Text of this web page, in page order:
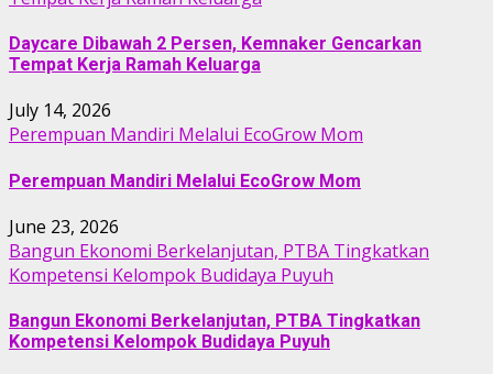
Daycare Dibawah 2 Persen, Kemnaker Gencarkan
Tempat Kerja Ramah Keluarga
July 14, 2026
Perempuan Mandiri Melalui EcoGrow Mom
Perempuan Mandiri Melalui EcoGrow Mom
June 23, 2026
Bangun Ekonomi Berkelanjutan, PTBA Tingkatkan
Kompetensi Kelompok Budidaya Puyuh
Bangun Ekonomi Berkelanjutan, PTBA Tingkatkan
Kompetensi Kelompok Budidaya Puyuh